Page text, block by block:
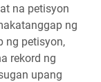
na petisyon
ng
ng petisyon,
rekord ng
upang